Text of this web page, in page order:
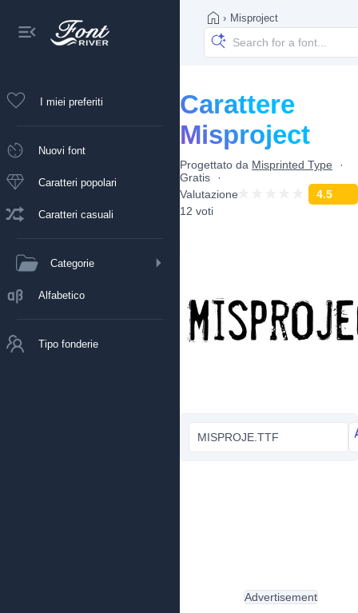
I miei preferiti
Nuovi font
Caratteri popolari
Caratteri casuali
Categorie
Alfabetico
Tipo fonderie
› Misproject
Carattere
Misproject
Progettato da Misprinted Type
Gratis
Valutazione
4.5
12 voti
MISPROJE.TTF
Advertisement